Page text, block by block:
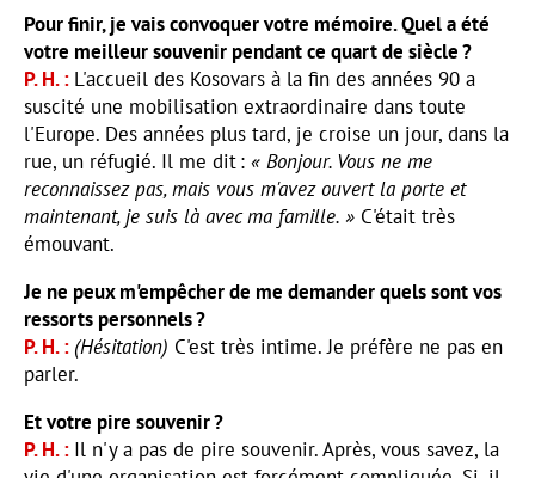
Pour finir, je vais convoquer votre mémoire. Quel a été
votre meilleur souvenir pendant ce quart de siècle ?
P. H.
L'accueil des Kosovars à la fin des années 90 a
suscité une mobilisation extraordinaire dans toute
l'Europe. Des années plus tard, je croise un jour, dans la
rue, un réfugié. Il me dit : « Bonjour. Vous ne me
reconnaissez pas, mais vous m'avez ouvert la porte et
maintenant, je suis là avec ma famille. » C'était très
émouvant.
Je ne peux m'empêcher de me demander quels sont vos
ressorts personnels ?
P. H.
(Hésitation) C'est très intime. Je préfère ne pas en
parler.
Et votre pire souvenir ?
P. H.
Il n'y a pas de pire souvenir. Après, vous savez, la